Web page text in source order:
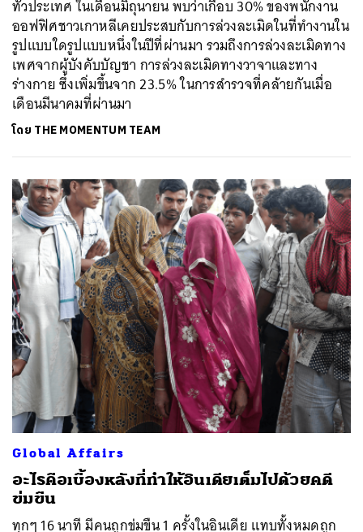
ทั่วประเทศ ในเดือนมิถุนายน พบว่าเกือบ 30% ของพนักงาน
ออฟฟิศชาวเกาหลีเคยประสบกับการล่วงละเมิดในที่ทำงานใน
รูปแบบใดรูปแบบหนึ่งในปีที่ผ่านมา รวมถึงการล่วงละเมิดทาง
เพศจากผู้บังคับบัญชา การล่วงละเมิดทางวาจาและทาง
ร่างกาย ซึ่งเพิ่มขึ้นจาก 23.5% ในการสำรวจที่คล้ายกันเมื่อ
เดือนมีนาคมที่ผ่านมา
โดย THE MOMENTUM TEAM
Global Affairs
อะไรคือเบื้องหลังที่ทำให้อินเดียเต็มไปด้วยคดี
ข่มขืน
ทุกๆ 16 นาที มีคนถูกข่มขืน 1 ครั้งในอินเดีย แทบทั้งหมดถูก
ค้นหา
SHARE TWEET